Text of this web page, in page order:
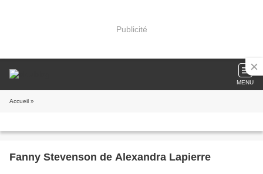
Publicité
MENU
Accueil »
Fanny Stevenson de Alexandra Lapierre